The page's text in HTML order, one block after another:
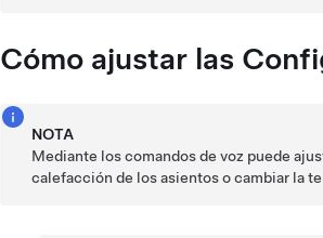
Cómo ajustar las
NOTA
Mediante los comandos de voz puede
calefacción de los asientos o cambiar la